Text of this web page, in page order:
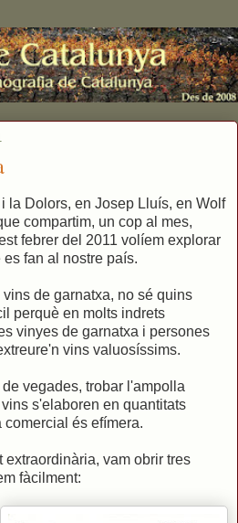
Dolors, en Josep Lluís, en Wolf
compartim, un cop al mes,
febrer del 2011 volíem explorar
fan al nostre país.
de garnatxa, no sé quins
perquè en molts indrets
vinyes de garnatxa i persones
vins valuosíssims.
vegades, trobar l'ampolla
s'elaboren en quantitats
és efímera.
extraordinària, vam obrir tres
fàcilment: